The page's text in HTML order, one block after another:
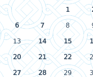
1
6 7 8
13 14 15
20 21 22
27 28 29